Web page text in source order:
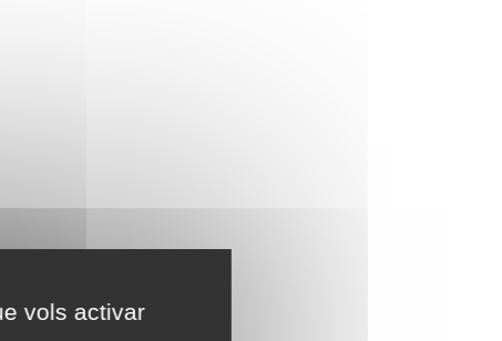
vols activar